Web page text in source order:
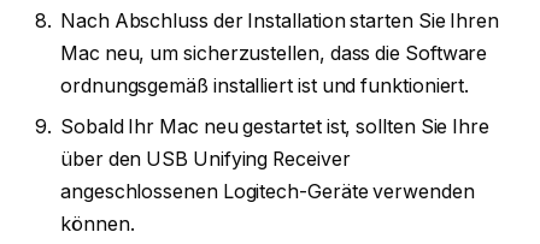
Nach Abschluss der Installation starten Sie Ihren
Mac neu, um sicherzustellen, dass die Software
ordnungsgemäß installiert ist und funktioniert.
Sobald Ihr Mac neu gestartet ist, sollten Sie Ihre
über den USB Unifying Receiver
angeschlossenen Logitech-Geräte verwenden
können.